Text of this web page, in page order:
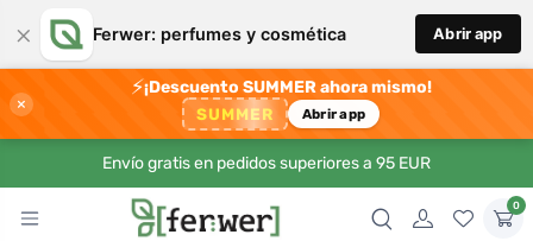
× Ferwer: perfumes y cosmética Abrir app
×
⚡¡Descuento SUMMER ahora mismo!
SUMMER Abrir app
Envío gratis en pedidos superiores a 95 EUR
0